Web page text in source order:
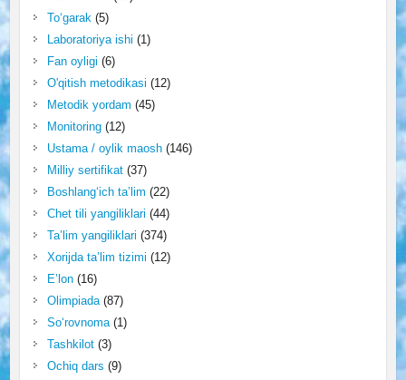
To‘garak(5)
Laboratoriya ishi (1)
Fan oyligi (6)
O'qitish metodikasi (12)
Metodik yordam (45)
Monitoring(12)
Ustama / oylik maosh(146)
Milliy sertifikat(37)
Boshlang‘ich ta’lim (22)
Chet tili yangiliklari (44)
Ta’lim yangiliklari (374)
Xorijda ta’lim tizimi (12)
E’lon(16)
Olimpiada(87)
So‘rovnoma(1)
Tashkilot(3)
Ochiq dars (9)